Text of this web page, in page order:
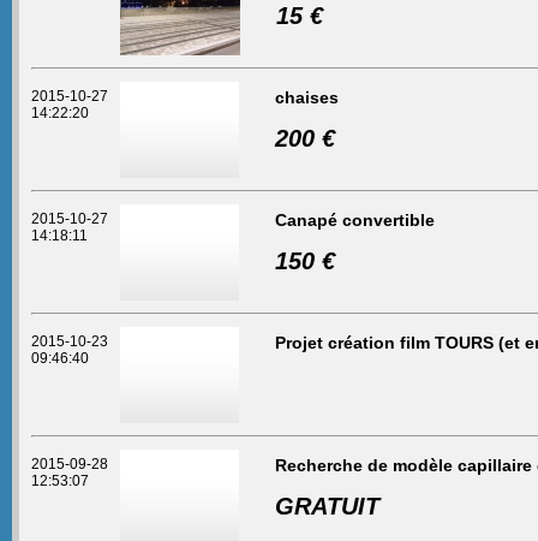
15 €
2015-10-27
14:22:20
chaises
200 €
2015-10-27
14:18:11
Canapé convertible
150 €
2015-10-23
09:46:40
Projet création film TOURS (et
2015-09-28
12:53:07
Recherche de modèle capillaire
GRATUIT